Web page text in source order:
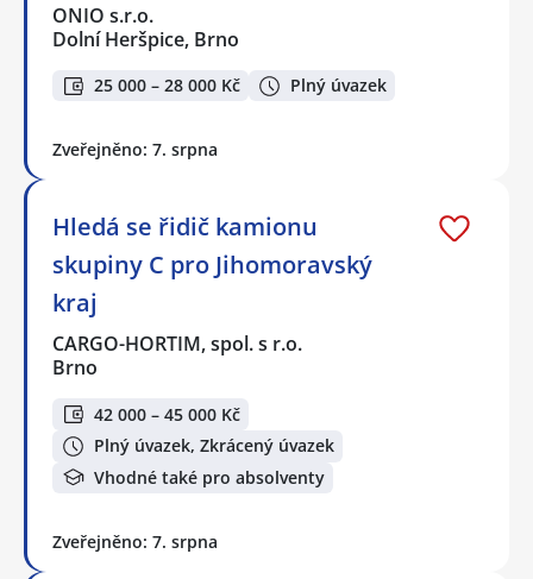
ONIO s.r.o.
Dolní Heršpice, Brno
25 000 – 28 000 Kč Plný úvazek
Zveřejněno: 7. srpna
Hledá se řidič kamionu
skupiny C pro Jihomoravský
kraj
CARGO-HORTIM, spol. s r.o.
Brno
42 000 – 45 000 Kč
Plný úvazek, Zkrácený úvazek
Vhodné také pro absolventy
Zveřejněno: 7. srpna